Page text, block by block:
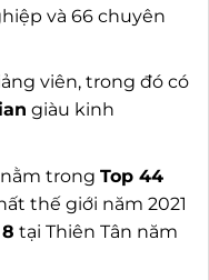
và 66 chuyên
viên, trong đó có
giàu kinh
trong Top 44
thế giới năm 2021
tại Thiên Tân năm